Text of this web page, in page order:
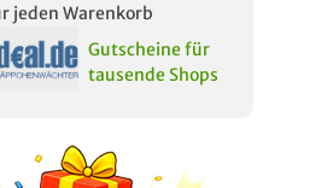
jeden Warenkorb
Gutscheine für
tausende Shops